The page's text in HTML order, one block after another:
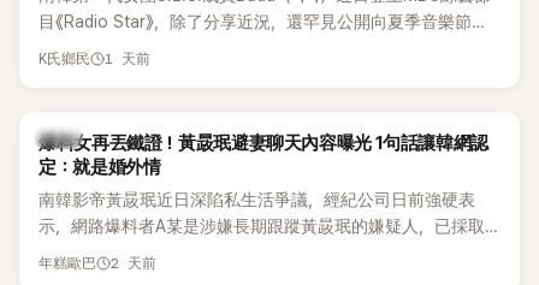
麼大，不知道才奇怪吧。」一來一往，氣氛反而更加輕鬆。 談到
當年情況，李智惠終於鬆口坦言，當時確實被質疑動過隆胸手
術。她回憶：「拍了比基尼照片之後，就開始被說是不是去隆乳
了。」為了澄清誤會，她只好親自站出來說清楚。 李智惠進一步
想，既然一直說我有做，那我乾脆把腋下給大家看，證明我根
本沒動過。」一句話說完，全場瞬間炸鍋，來賓又驚又笑。 事實
上，早在 2006 年，李智惠就為了證明自己沒有「隆乳」，真的
召開了一場泳裝記者招待會。當時她穿著比基尼站在一排攝影
這段為平息爭議、直接公開腋下畫面自證清白的往事再度被提
目《Radio Star》，除了分享近況，還罕見公開向夏季音樂節
Waterbomb喊話，笑稱自己至今從未受邀演出，更幽默表示：
K氏鄉民 1 天前
韓星
爆料女再丟鐵證！黃晸珉避妻聊天內容曝光 1句話讓韓網認
定：就是婚外情
南韓影帝黃晸珉近日深陷私生活爭議，經紀公司日前強硬表
示，網路爆料者A某是涉嫌長期跟蹤黃晸珉的嫌疑人，已採取
法律行動。不過，A某並未因此停止發聲，5日再度透過社群平
年糕歐巴 2 天前